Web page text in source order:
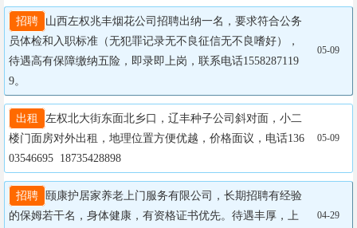
招聘
山西左权兆丰烟花公司招聘出纳一名，要求符合公务
员体检和入职标准（无犯罪记录无不良征信无不良嗜好），
待遇高有保障缴纳五险，即录即上岗，联系电话1558287119
9。
05-09
出租
左权北大街东面北乡口，辽丰种子公司斜对面，小二
楼门面房对外出租，地理位置方便优越，价格面议，电话136
03546695  18735428898
05-09
招聘
颐康护居家养老上门服务有限公司，长期招聘有经验
的保姆若干名，身体健康，有资格证书优先。待遇丰厚，上
04-29